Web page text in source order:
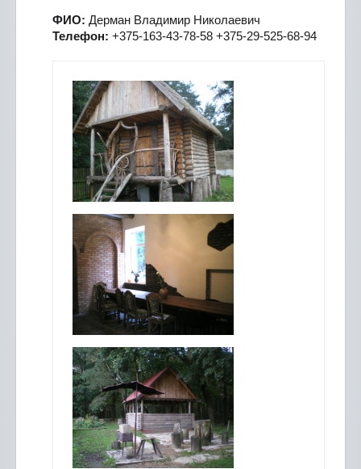
ФИО: Дерман Владимир Николаевич
Телефон: +375-163-43-78-58 +375-29-525-68-94